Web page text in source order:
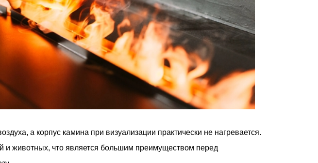
а корпус камина при визуализации практически не нагревается.
и животных, что является большим преимуществом перед